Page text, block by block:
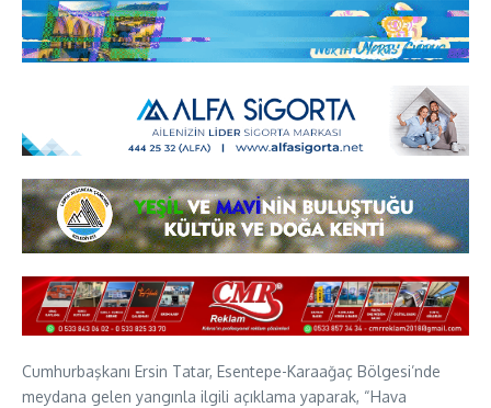
Cumhurbaşkanı Ersin Tatar, Esentepe-Karaağaç Bölgesi’nde
meydana gelen yangınla ilgili açıklama yaparak, “Hava